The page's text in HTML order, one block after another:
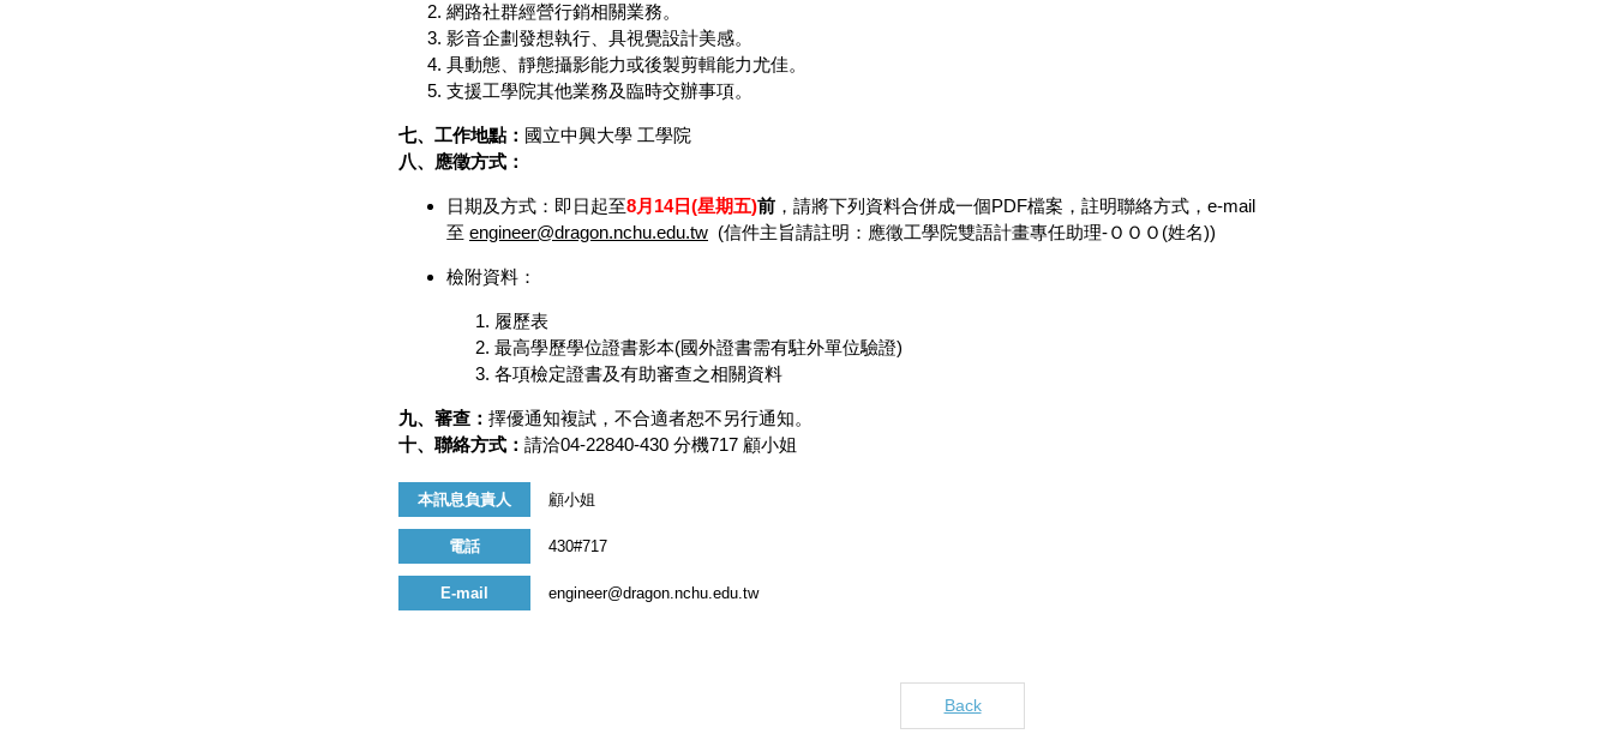
網路社群經營行銷相關業務。
影音企劃發想執行、具視覺設計美感。
具動態、靜態攝影能力或後製剪輯能力尤佳。
支援工學院其他業務及臨時交辦事項。
七、工作地點： 國立中興大學 工學院
八、應徵方式：
日期及方式：即日起至8月14日(星期五)前 ，請將下列資料合併成一個PDF檔案，註明聯絡方式，e-mail
至 engineer@dragon.nchu.edu.tw (信件主旨請註明：應徵工學院雙語計畫專任助理-ＯＯＯ(姓名))
檢附資料：
履歷表
最高學歷學位證書影本(國外證書需有駐外單位驗證)
各項檢定證書及有助審查之相關資料
九、審查： 擇優通知複試，不合適者恕不另行通知。
十、聯絡方式： 請洽04-22840-430 分機717 顧小姐
本訊息負責人 顧小姐
電話 430#717
E-mail engineer@dragon.nchu.edu.tw
Back